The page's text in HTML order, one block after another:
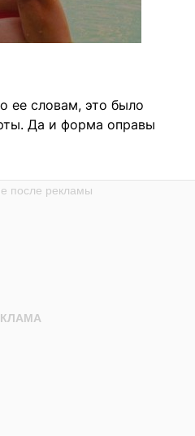
ее словам, это было
Да и форма оправы